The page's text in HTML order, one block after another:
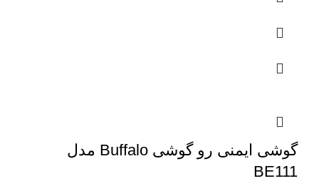
گوشی ایمنی رو گوشی Buffalo مدل
BE111